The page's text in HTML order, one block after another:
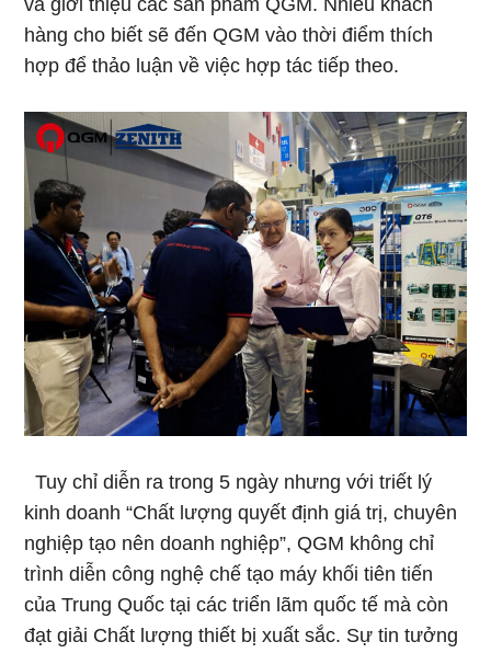
và giới thiệu các sản phẩm QGM. Nhiều khách
hàng cho biết sẽ đến QGM vào thời điểm thích
hợp để thảo luận về việc hợp tác tiếp theo.
Tuy chỉ diễn ra trong 5 ngày nhưng với triết lý
kinh doanh “Chất lượng quyết định giá trị, chuyên
nghiệp tạo nên doanh nghiệp”, QGM không chỉ
trình diễn công nghệ chế tạo máy khối tiên tiến
của Trung Quốc tại các triển lãm quốc tế mà còn
đạt giải Chất lượng thiết bị xuất sắc. Sự tin tưởng